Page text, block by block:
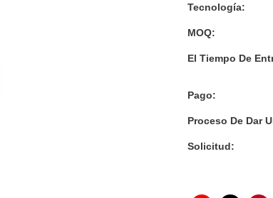
Tecnología:
MOQ:
El Tiempo De
Pago:
Proceso De Dar
Solicitud: